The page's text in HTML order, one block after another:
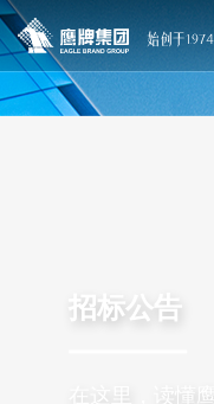
招标公告
在这里，读懂